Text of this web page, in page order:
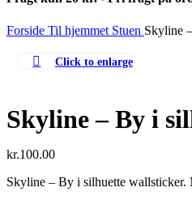
Forside Til hjemmet Stuen Skyline
Click to enlarge
Skyline – By i
kr.100.00
Skyline – By i silhuette wallsticker.